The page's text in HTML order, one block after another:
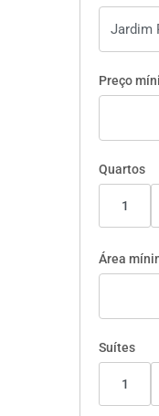
Preço
Quartos
1
Área
Suítes
1